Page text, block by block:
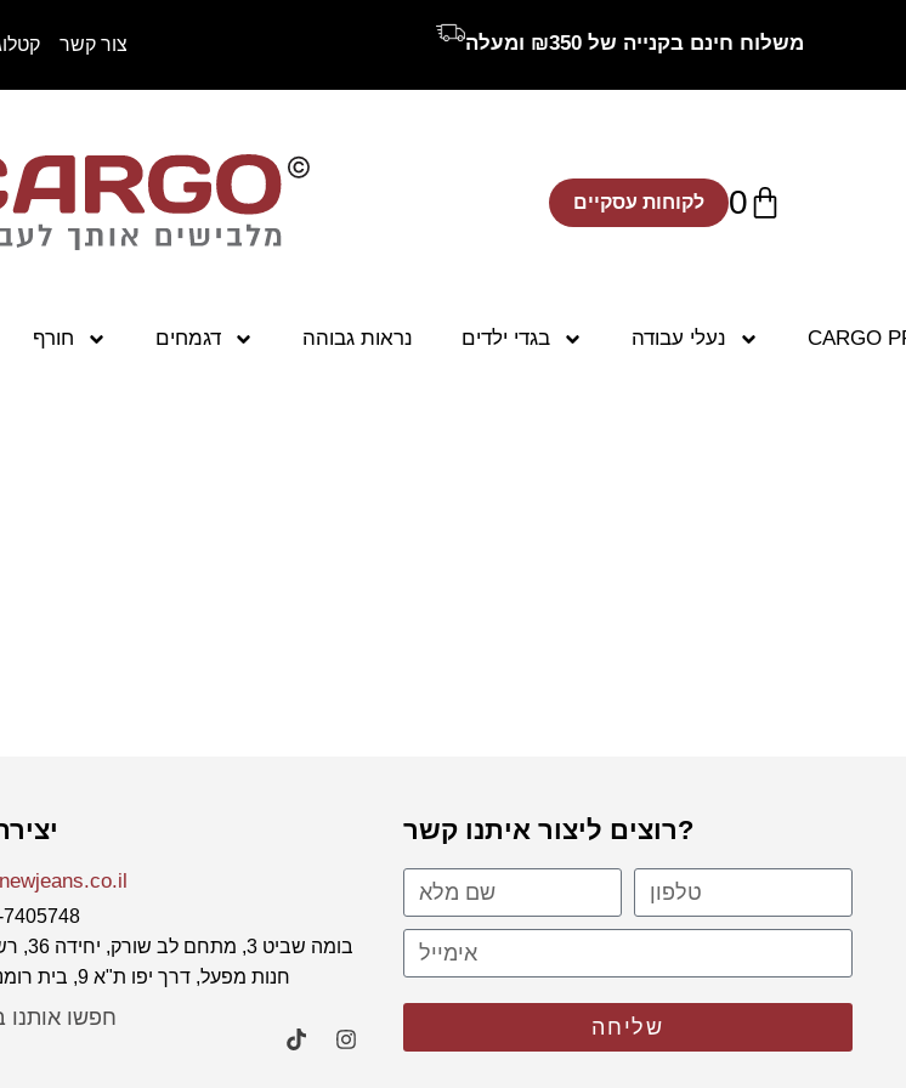
צור קשר משלוח חינם בקנייה של ₪350 ומעלה
לקוחות עסקיים 0
חורף דגמחים נראות גבוהה בגדי ילדים נעלי עבודה CARGO
בומה שביט 3, מתחם לב שורק, יחידה 36, רשל"צ
חנות מפעל, דרך יפו ת"א 9, בית רומנו 16
חפשו
רוצים ליצור איתנו קשר?
שליחה